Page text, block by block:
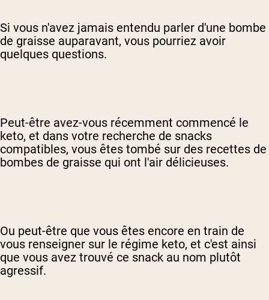
Si vous n'avez jamais entendu parler d'une bombe
de graisse auparavant, vous pourriez avoir
quelques questions.
Peut-être avez-vous récemment commencé le
keto, et dans votre recherche de snacks
compatibles, vous êtes tombé sur des recettes de
bombes de graisse qui ont l'air délicieuses.
Ou peut-être que vous êtes encore en train de
vous renseigner sur le régime keto, et c'est ainsi
que vous avez trouvé ce snack au nom plutôt
agressif.